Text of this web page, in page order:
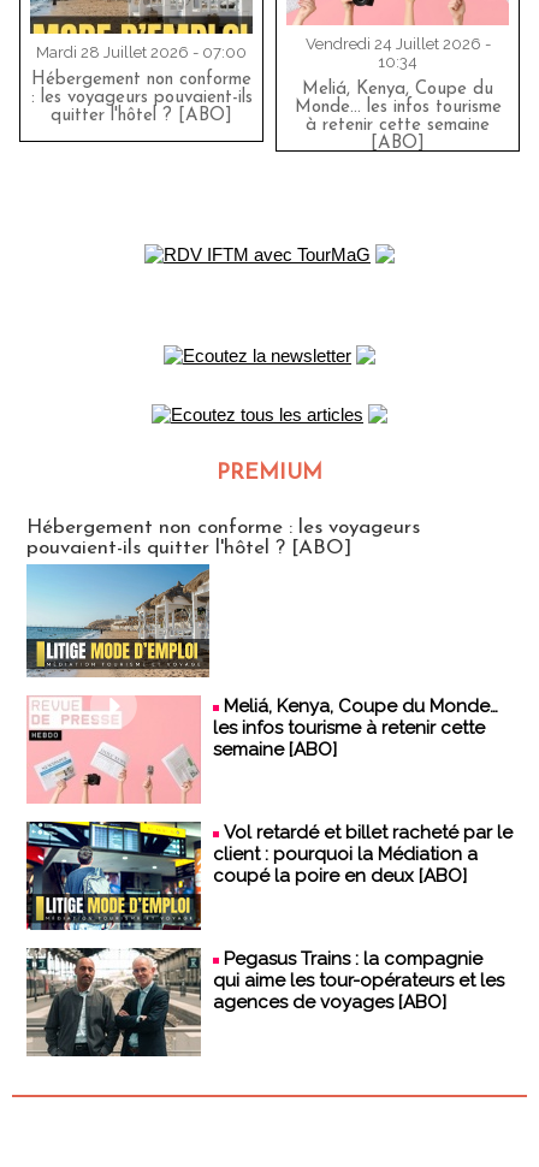
Mardi 28 Juillet 2026 - 07:00
Hébergement non conforme
: les voyageurs pouvaient-ils
quitter l'hôtel ? [ABO]
Vendredi 24 Juillet 2026 -
10:34
Meliá, Kenya, Coupe du
Monde… les infos tourisme
à retenir cette semaine
[ABO]
PREMIUM
Hébergement non conforme : les voyageurs
pouvaient-ils quitter l'hôtel ? [ABO]
Meliá, Kenya, Coupe du Monde…
les infos tourisme à retenir cette
semaine [ABO]
Vol retardé et billet racheté par le
client : pourquoi la Médiation a
coupé la poire en deux [ABO]
Pegasus Trains : la compagnie
qui aime les tour-opérateurs et les
agences de voyages [ABO]